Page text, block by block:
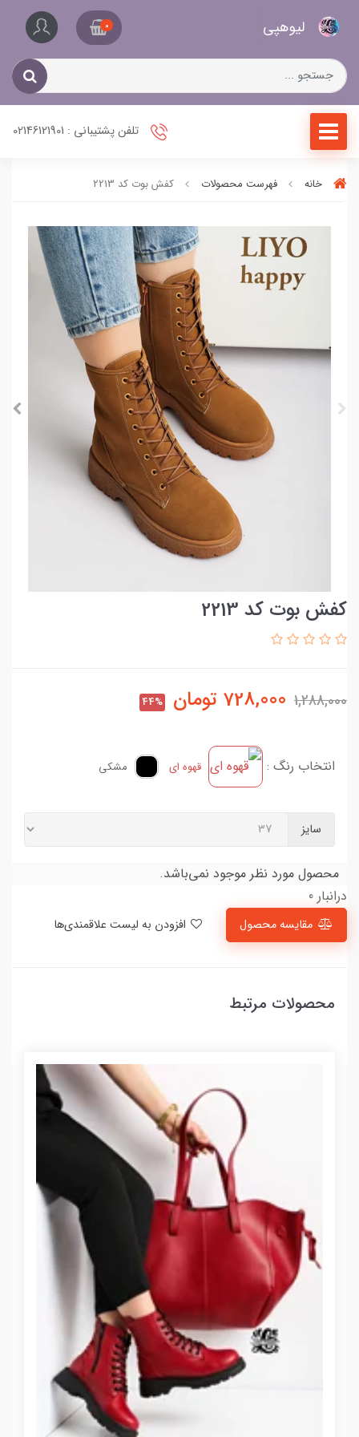
لیو‌هپی 0
تلفن پشتیبانی : 02146121901
خانه فهرست محصولات کفش بوت کد 2213
کفش بوت کد 2213
1,288,000
728,000 تومان 44%
انتخاب رنگ : قهوه ای مشکی
سایز
محصول مورد نظر موجود نمی‌باشد.
درانبار 0
مقایسه محصول
محصولات مرتبط